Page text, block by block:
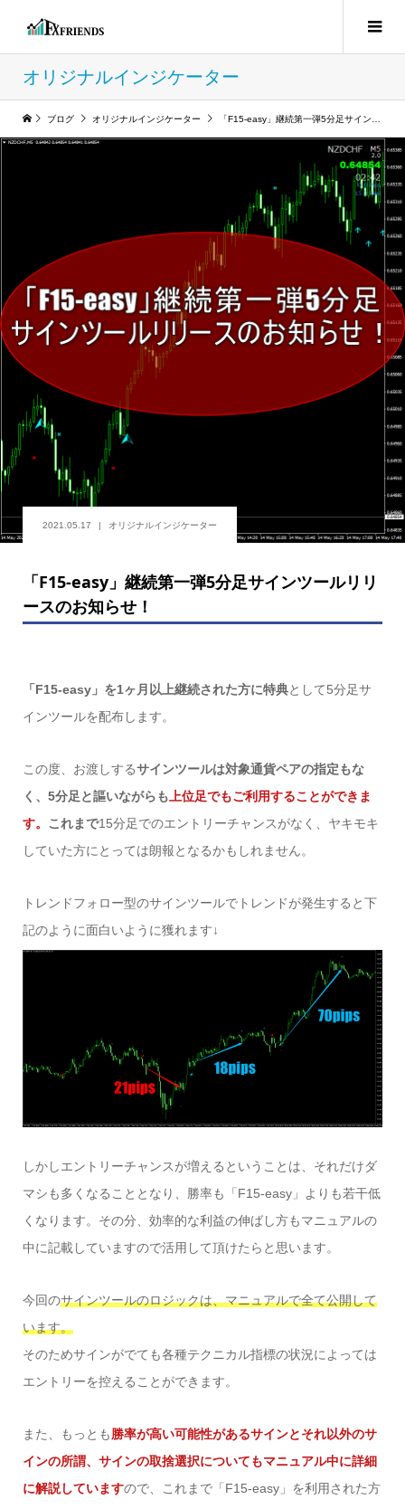
オリジナルインジケーター
ブログ オリジナルインジケーター 「F15-easy」継続第一弾5分足サインツールリリースのお知らせ！
2021.05.17 オリジナルインジケーター
「F15-easy」継続第一弾5分足サインツールリリ
ースのお知らせ！
「F15-easy」を1ヶ月以上継続された方に特典として5分足サ
インツールを配布します。
この度、お渡しするサインツールは対象通貨ペアの指定もな
く、5分足と謳いながらも 上位足でもご利用することができま
す。 これまで15分足でのエントリーチャンスがなく、ヤキモキ
していた方にとっては朗報となるかもしれません。
トレンドフォロー型のサインツールでトレンドが発生すると下
記のように面白いように獲れます↓
しかしエントリーチャンスが増えるということは、それだけダ
マシも多くなることとなり、勝率も「F15-easy」よりも若干低
くなります。その分、効率的な利益の伸ばし方もマニュアルの
中に記載していますので活用して頂けたらと思います。
今回のサインツールのロジックは、マニュアルで全て公開して
います。
そのためサインがでても各種テクニカル指標の状況によっては
エントリーを控えることができます。
また、もっとも勝率が高い可能性があるサインとそれ以外のサ
インの所謂、サインの取捨選択についてもマニュアル中に詳細
に解説していますので、これまで「F15-easy」を利用された方